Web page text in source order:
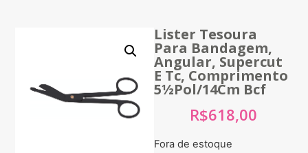
Lister Tesoura
Para Bandagem,
Angular, Supercut
E Tc, Comprimento
5½Pol/14Cm Bcf
R$618,00
Fora de estoque